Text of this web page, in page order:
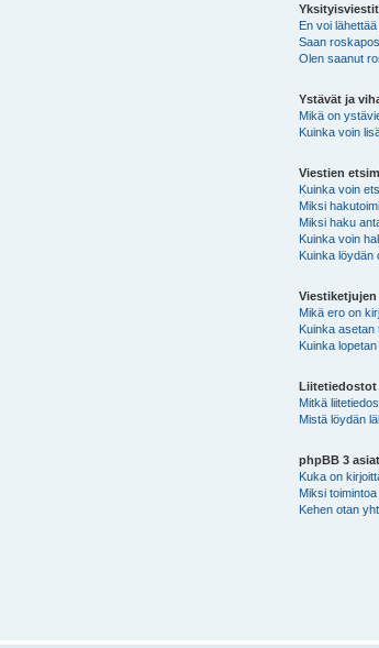
Yksityisviestit
En voi
Saan
Olen saanut
Ystävät ja
Mikä on
Kuinka voin
Viestien
Kuinka voin
Miksi
Miksi haku
Kuinka voin
Kuinka löydän
Mikä ero on
Kuinka asetan
Kuinka
Liitetiedostot
Mitkä
Mistä löydän
phpBB 3 asiat
Kuka on
Miksi
Kehen otan